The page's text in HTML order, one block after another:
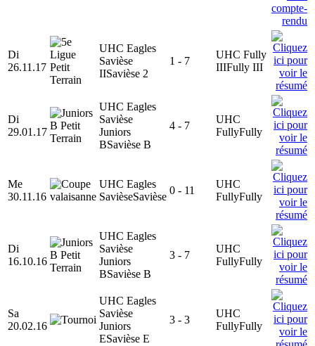
Di
26.11.17
UHC Eagles
Savièse
IISavièse 2
1 - 7
UHC Fully
IIIFully III
Di
29.01.17
UHC Eagles
Savièse
Juniors
BSavièse B
4 - 7
UHC
FullyFully
Me
30.11.16
UHC Eagles
SavièseSavièse
0 - 11
UHC
FullyFully
Di
16.10.16
UHC Eagles
Savièse
Juniors
BSavièse B
3 - 7
UHC
FullyFully
Sa
20.02.16
UHC Eagles
Savièse
Juniors
ESavièse E
3 - 3
UHC
FullyFully